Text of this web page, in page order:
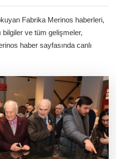
Fabrika Merinos haberleri,
ve tüm gelişmeler,
haber sayfasında canlı